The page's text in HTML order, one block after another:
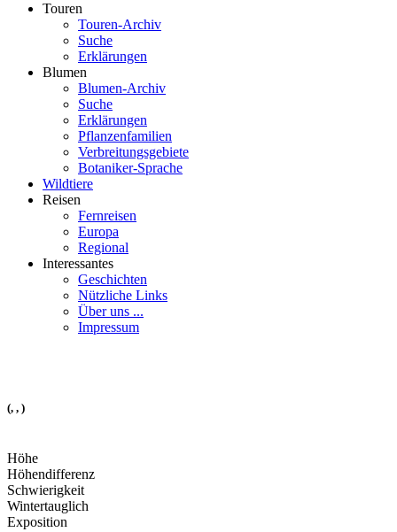
Touren
Touren-Archiv
Suche
Erklärungen
Blumen
Blumen-Archiv
Suche
Erklärungen
Pflanzenfamilien
Verbreitungsgebiete
Botaniker-Sprache
Wildtiere
Reisen
Fernreisen
Europa
Regional
Interessantes
Geschichten
Nützliche Links
Über uns ...
Impressum
(, , )
Höhe
Höhendifferenz
Schwierigkeit
Wintertauglich
Exposition